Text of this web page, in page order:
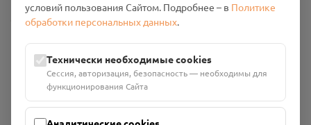
Общество с ограниченной ответственностью «Смоленский
ИНН: 6700029207 ОГРН: 1256700001986
Юридический адрес: 216790, Смоленская область, р-н
Руднянский, г. Рудня, улица Западная, д. 26А, пом. 18
Номер счёта: 40702810901130004287 в АО "АЛЬФА-БАНК"
Кор. счёт: 30101810200000000593
условий пользования Сайтом. Подробнее – в Политике
обработки персональных данных.
Технически необходимые cookies
Сессия, авторизация, безопасность — необходимы для
функционирования Сайта